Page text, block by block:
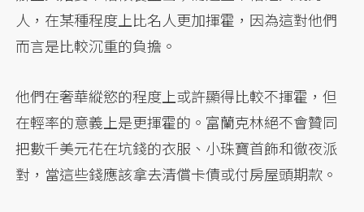
人，在某種程度上比名人更加揮霍，因為這對他們
而言是比較沉重的負擔。
他們在奢華縱慾的程度上或許顯得比較不揮霍，但
在輕率的意義上是更揮霍的。富蘭克林絕不會贊同
把數千美元花在坑錢的衣服、小珠寶首飾和徹夜派
對，當這些錢應該拿去清償卡債或付房屋頭期款。